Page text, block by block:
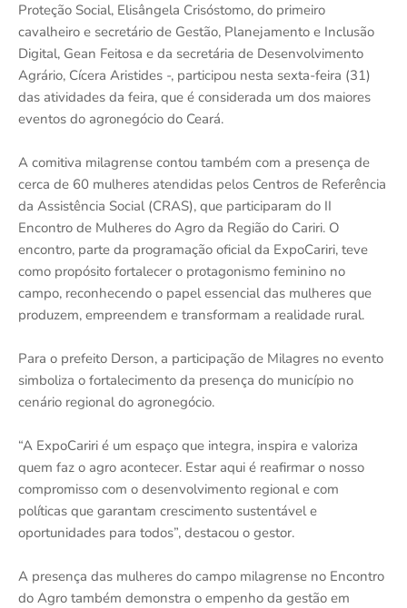
Proteção Social, Elisângela Crisóstomo, do primeiro
cavalheiro e secretário de Gestão, Planejamento e Inclusão
Digital, Gean Feitosa e da secretária de Desenvolvimento
Agrário, Cícera Aristides -, participou nesta sexta-feira (31)
das atividades da feira, que é considerada um dos maiores
eventos do agronegócio do Ceará.
A comitiva milagrense contou também com a presença de
cerca de 60 mulheres atendidas pelos Centros de Referência
da Assistência Social (CRAS), que participaram do II
Encontro de Mulheres do Agro da Região do Cariri. O
encontro, parte da programação oficial da ExpoCariri, teve
como propósito fortalecer o protagonismo feminino no
campo, reconhecendo o papel essencial das mulheres que
produzem, empreendem e transformam a realidade rural.
Para o prefeito Derson, a participação de Milagres no evento
simboliza o fortalecimento da presença do município no
cenário regional do agronegócio.
“A ExpoCariri é um espaço que integra, inspira e valoriza
quem faz o agro acontecer. Estar aqui é reafirmar o nosso
compromisso com o desenvolvimento regional e com
políticas que garantam crescimento sustentável e
oportunidades para todos”, destacou o gestor.
A presença das mulheres do campo milagrense no Encontro
do Agro também demonstra o empenho da gestão em